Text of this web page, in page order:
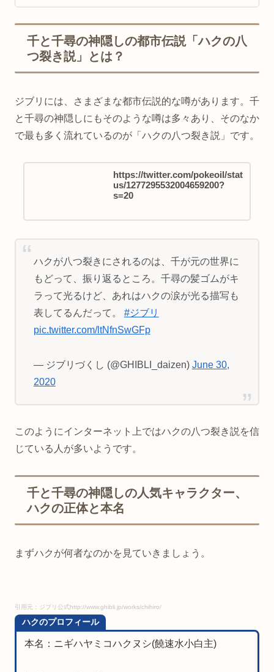
千と千尋の神隠しの都市伝説「ハクの八
つ裂き説」とは？
ジブリには、さまざまな都市伝説的な噂があります。千
と千尋の神隠しにもそのような噂は多々あり、そのなか
で最も多く流れているのが「ハクの八つ裂き説」です。
https://twitter.com/pokeoil/stat
us/1277295532004659200?
s=20
ハクが八つ裂きにされるのは、千が元の世界に
もどって、振り返るところ。千尋の髪ゴムがキ
ラって光るけど、あれはハクの涙が光る描写も
表してるんだって。 #ジブリ
pic.twitter.com/ltNfnSwGFp
— ジブリづくし (@GHIBLI_daizen) June 30,
2020
このようにインターネット上ではハクの八つ裂き説を信
じている人が多いようです。
千と千尋の神隠しの人気キャラクター、
ハクの正体と本名
まずハクが何者なのかを見ていきましょう。
引用元：ジブリ公式http://www.ghibli.jp/works/chihiro/
ハクのプロフィール
本名：ニギハヤミコハクヌシ(饒速水小白主)